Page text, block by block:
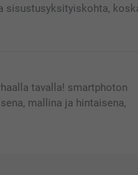
sisustusyksityiskohta,
tavalla! smartphoton
mallina ja hintaisena,